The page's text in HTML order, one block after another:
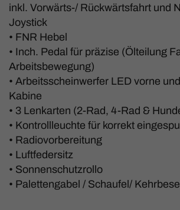
inkl. Vorwärts-/ Rückwärtsfahrt und
Joystick
• FNR Hebel
• Inch. Pedal für präzise (Ölteilung
Arbeitsbewegung)
• Arbeitsscheinwerfer LED vorne
Kabine
• 3 Lenkarten (2-Rad, 4-Rad &
• Kontrollleuchte für korrekt
• Radiovorbereitung
• Luftfedersitz
• Sonnenschutzrollo
• Palettengabel / Schaufel/